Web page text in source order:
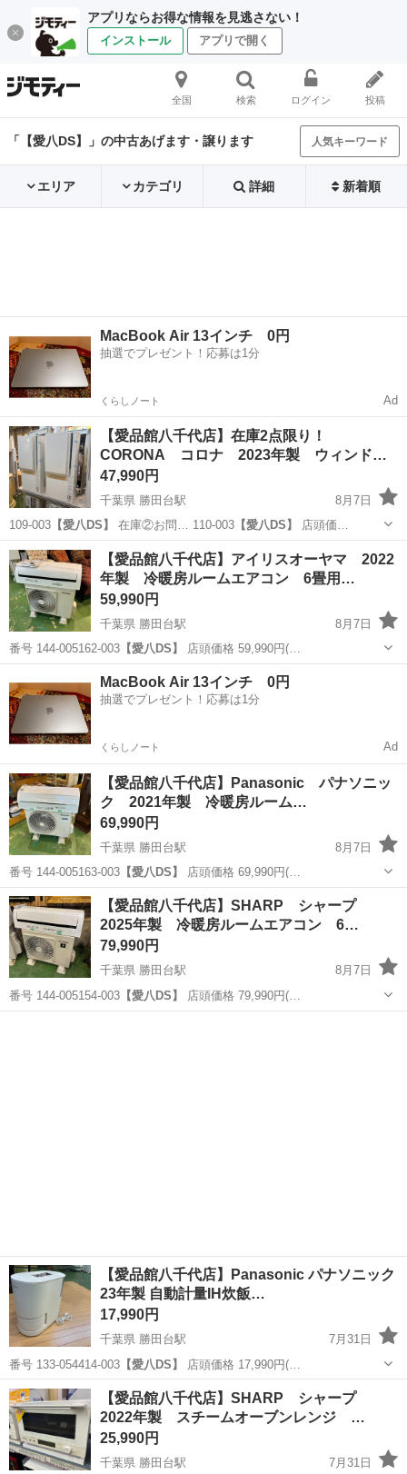
アプリならお得な情報を見逃さない！
インストール アプリで開く
全国 検索 ログイン 投稿
「【愛八DS】」の中古あげます・譲ります 人気キーワード
エリア カテゴリ 詳細 新着順
MacBook Air 13インチ 0円
抽選でプレゼント！応募は1分
くらしノート Ad
【愛品館八千代店】在庫2点限り！
CORONA コロナ 2023年製 ウィンド
エ…
47,990円
千葉県 勝田台駅
8月7日
109-003【愛八DS】 在庫②お問… 110-003【愛八DS】 店頭価…
千葉 八千代市 勝田台駅 季節、空調家電 商品
【愛品館八千代店】アイリスオーヤマ 2022
年製 冷暖房ルームエアコン 6畳用…
59,990円
千葉県 勝田台駅
8月7日
番号 144-005162-003【愛八DS】 店頭価格 59,990円(…
季節、空調家電
MacBook Air 13インチ 0円
抽選でプレゼント！応募は1分
くらしノート Ad
【愛品館八千代店】Panasonic パナソニッ
ク 2021年製 冷暖房ルーム…
69,990円
千葉県 勝田台駅
8月7日
番号 144-005163-003【愛八DS】 店頭価格 69,990円(…
千葉 八千代市 勝田台駅 季節、空調家電
【愛品館八千代店】SHARP シャープ
2025年製 冷暖房ルームエアコン 6…
79,990円
千葉県 勝田台駅
8月7日
番号 144-005154-003【愛八DS】 店頭価格 79,990円(…
【愛品館八千代店】Panasonic パナソニック
23年製 自動計量IH炊飯…
17,990円
千葉県 勝田台駅
7月31日
番号 133-054414-003【愛八DS】 店頭価格 17,990円(…
千葉 八千代市 勝田台駅 キッチン家電
【愛品館八千代店】SHARP シャープ
2022年製 スチームオーブンレンジ …
25,990円
千葉県 勝田台駅
7月31日